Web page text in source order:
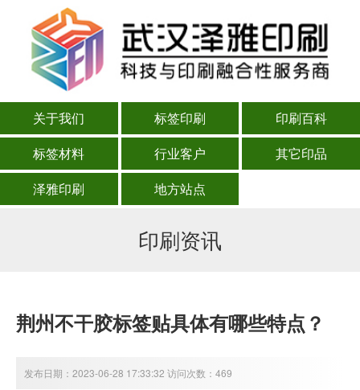
关于我们 标签印刷
印刷百科
标签材料
行业客户
其它印品
泽雅印刷
地方站点
印刷资讯
荆州不干胶标签贴具体有哪些特点？
发布日期：2023-06-28 17:33:32 访问次数：469